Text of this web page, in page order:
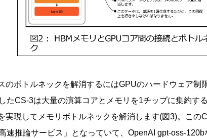
のボトルネックを解消するにはGPUのハードウェア制
たCS-3は大量の演算コアとメモリを1チップに集約す
実現してメモリボトルネックを解消します(図3)。この
速推論サービス」となっていて、OpenAI gpt-oss-